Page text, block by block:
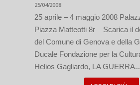
25/04/2008
25 aprile – 4 maggio 2008
Piazza Matteotti 8r Scarica il
del Comune di Genova e della
Ducale Fondazione per la
Helios Gagliardo, LA GUERRA...